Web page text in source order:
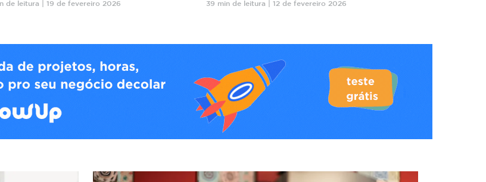
de leitura | 19 de fevereiro 2026 39 min de leitura | 12 de fevereiro 2026